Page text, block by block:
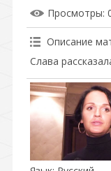
Просмотры:
Описание
Слава